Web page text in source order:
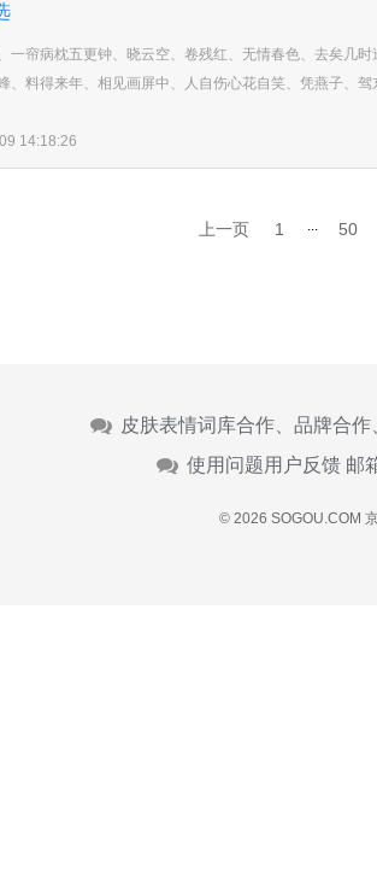
一帘病枕五更钟、晓云空、卷残红、无情春色、去矣几
、料得来年、相见画屏中、人自伤心花自笑、凭燕子、驾
14:18:26
上一页 1 ... 50
皮肤表情词库合作、品牌合
使用问题用户反馈 邮
© 2026 SOGOU.COM